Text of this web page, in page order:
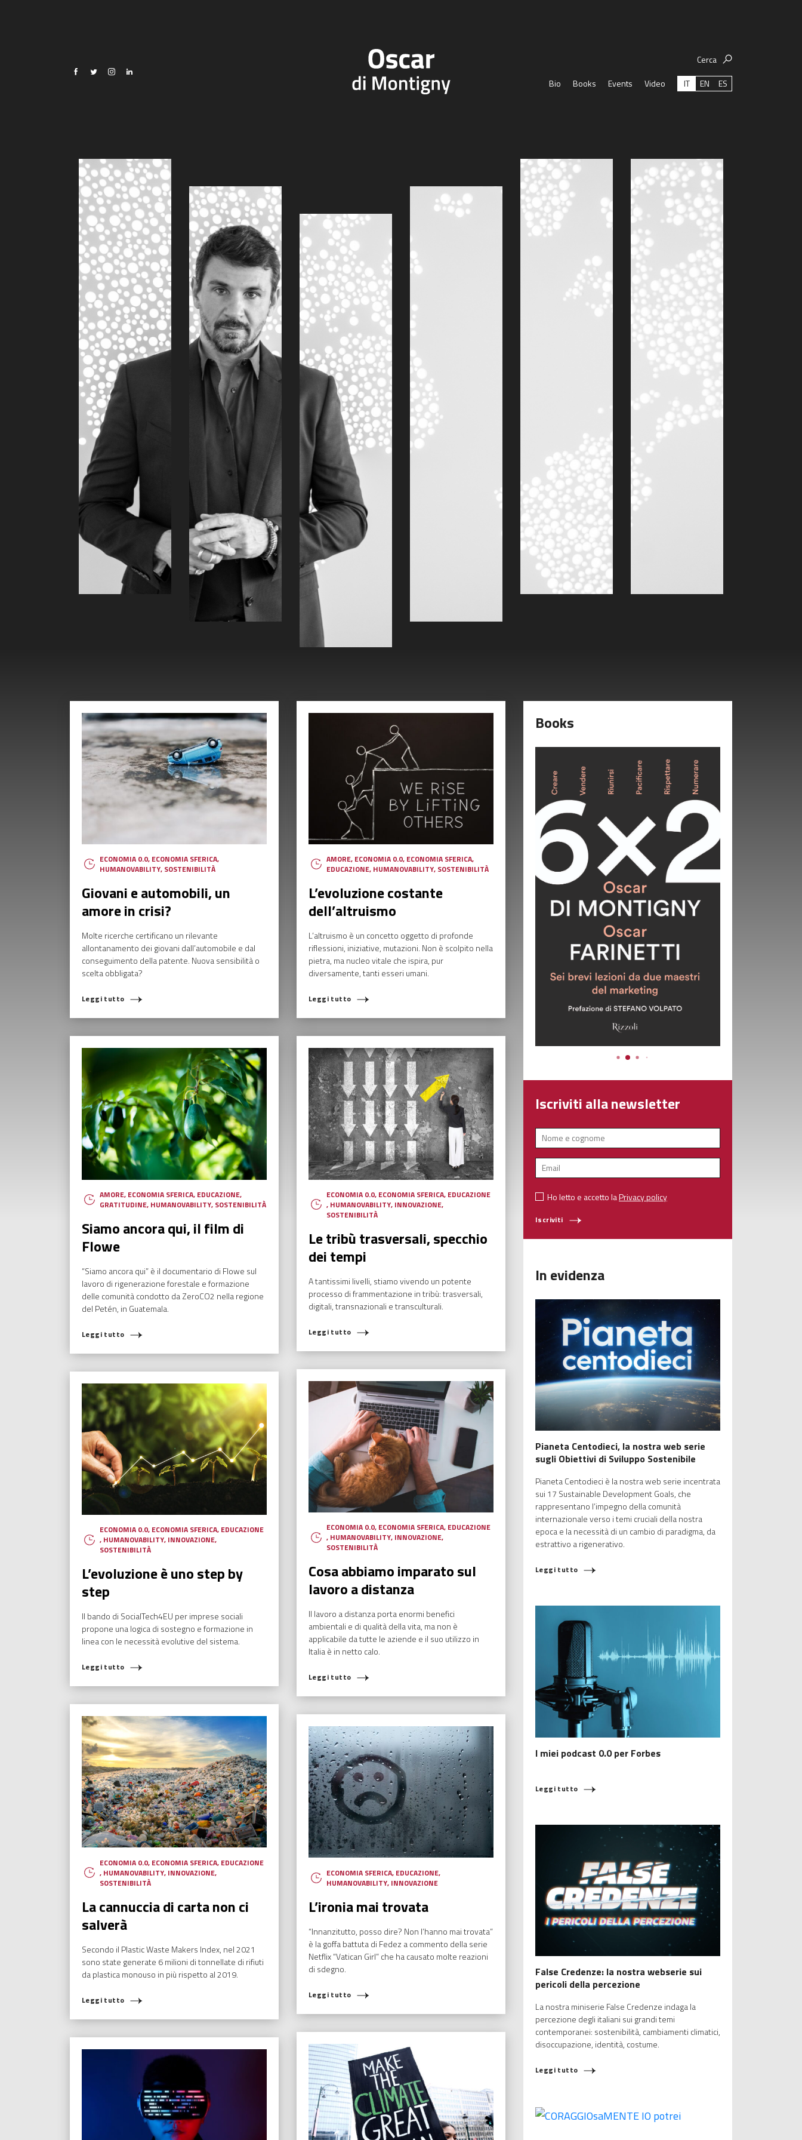
Cerca
Bio
Books Events Video IT EN ES
ECONOMIA 0.0, ECONOMIA SFERICA,
HUMANOVABILITY, SOSTENIBILITÀ
Giovani e automobili, un
amore in crisi?
Molte ricerche certificano un rilevante
allontanamento dei giovani dall’automobile e dal
conseguimento della patente. Nuova sensibilità o
scelta obbligata?
Leggi tutto
AMORE, ECONOMIA 0.0, ECONOMIA SFERICA,
EDUCAZIONE, HUMANOVABILITY, SOSTENIBILITÀ
L’evoluzione costante
dell’altruismo
L’altruismo è un concetto oggetto di profonde
riflessioni, iniziative, mutazioni. Non è scolpito nella
pietra, ma nucleo vitale che ispira, pur
diversamente, tanti esseri umani.
Leggi tutto
AMORE, ECONOMIA SFERICA, EDUCAZIONE,
GRATITUDINE, HUMANOVABILITY, SOSTENIBILITÀ
Siamo ancora qui, il film di
Flowe
“Siamo ancora qui” è il documentario di Flowe sul
lavoro di rigenerazione forestale e formazione
delle comunità condotto da ZeroCO2 nella regione
del Petén, in Guatemala.
Leggi tutto
ECONOMIA 0.0, ECONOMIA SFERICA, EDUCAZIONE
, HUMANOVABILITY, INNOVAZIONE,
SOSTENIBILITÀ
Le tribù trasversali, specchio
dei tempi
A tantissimi livelli, stiamo vivendo un potente
processo di frammentazione in tribù: trasversali,
digitali, transnazionali e transculturali.
Leggi tutto
ECONOMIA 0.0, ECONOMIA SFERICA, EDUCAZIONE
, HUMANOVABILITY, INNOVAZIONE,
SOSTENIBILITÀ
Cosa abbiamo imparato sul
lavoro a distanza
Il lavoro a distanza porta enormi benefici
ambientali e di qualità della vita, ma non è
applicabile da tutte le aziende e il suo utilizzo in
Italia è in netto calo.
Leggi tutto
ECONOMIA 0.0, ECONOMIA SFERICA, EDUCAZIONE
, HUMANOVABILITY, INNOVAZIONE,
SOSTENIBILITÀ
L’evoluzione è uno step by
step
Il bando di SocialTech4EU per imprese sociali
propone una logica di sostegno e formazione in
linea con le necessità evolutive del sistema.
Leggi tutto
ECONOMIA 0.0, ECONOMIA SFERICA, EDUCAZIONE
, HUMANOVABILITY, INNOVAZIONE,
SOSTENIBILITÀ
La cannuccia di carta non ci
salverà
Secondo il Plastic Waste Makers Index, nel 2021
sono state generate 6 milioni di tonnellate di rifiuti
da plastica monouso in più rispetto al 2019.
Leggi tutto
ECONOMIA SFERICA, EDUCAZIONE,
HUMANOVABILITY, INNOVAZIONE
L’ironia mai trovata
“Innanzitutto, posso dire? Non l’hanno mai trovata”
è la goffa battuta di Fedez a commento della serie
Netflix “Vatican Girl” che ha causato molte reazioni
di sdegno.
Leggi tutto
Books
Iscriviti alla newsletter
Ho letto e accetto laPrivacy policy
Iscriviti
In evidenza
Pianeta Centodieci, la nostra web serie
sugli Obiettivi di Sviluppo Sostenibile
Pianeta Centodieci è la nostra web serie incentrata
sui 17 Sustainable Development Goals, che
rappresentano l’impegno della comunità
internazionale verso i temi cruciali della nostra
epoca e la necessità di un cambio di paradigma, da
estrattivo a rigenerativo.
Leggi tutto
I miei podcast 0.0 per Forbes
Leggi tutto
False Credenze: la nostra webserie sui
pericoli della percezione
La nostra miniserie False Credenze indaga la
percezione degli italiani sui grandi temi
contemporanei: sostenibilità, cambiamenti climatici,
disoccupazione, identità, costume.
Leggi tutto
COSA STAI CERCANDO?